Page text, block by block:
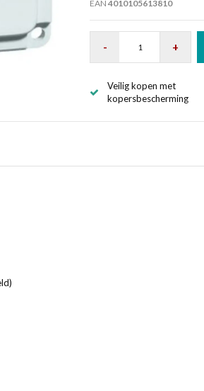
EAN 4010105613810
- +
Veilig kopen met
kopersbescherming